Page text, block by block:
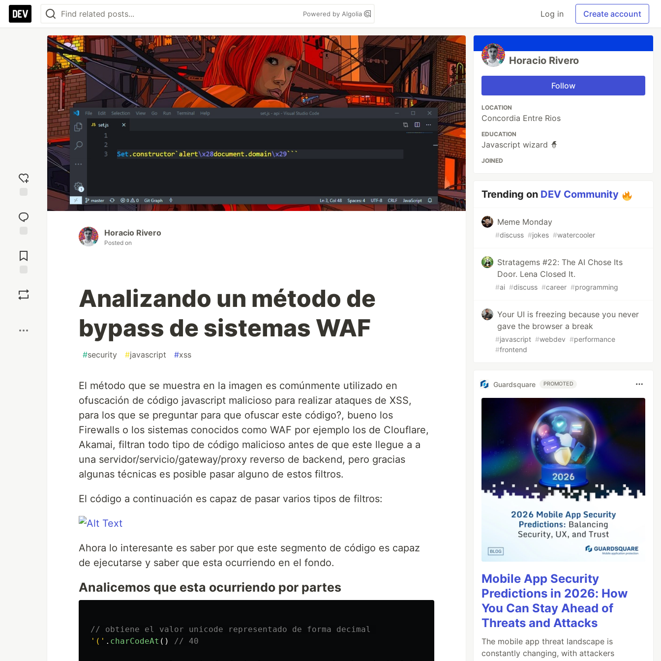
Powered by Algolia Log in Create account
reaction
Comments
Horacio Rivero
Posted on
Analizando un método de
bypass de sistemas WAF
#security #javascript #xss
El método que se muestra en la imagen es comúnmente utilizado en
ofuscación de código javascript malicioso para realizar ataques de XSS,
para los que se preguntar para que ofuscar este código?, bueno los
Firewalls o los sistemas conocidos como WAF por ejemplo los de Clouflare,
Akamai, filtran todo tipo de código malicioso antes de que este llegue a a
una servidor/servicio/gateway/proxy reverso de backend, pero gracias
algunas técnicas es posible pasar alguno de estos filtros.
El código a continuación es capaz de pasar varios tipos de filtros:
Ahora lo interesante es saber por que este segmento de código es capaz
de ejecutarse y saber que esta ocurriendo en el fondo.
Analicemos que esta ocurriendo por partes
// obtiene el valor unicode representado de forma decimal
' ( ' . charCodeAt () // 40
Horacio Rivero
Follow
LOCATION
Concordia Entre Rios
EDUCATION
Javascript wizard 🧙
JOINED
Trending on DEV Community
Meme Monday
#discuss #jokes #watercooler
Stratagems #22: The AI Chose Its
Door. Lena Closed It.
#ai #discuss #career #programming
Your UI is freezing because you never
gave the browser a break
#javascript #webdev #performance
#frontend
Guardsquare PROMOTED
Mobile App Security
Predictions in 2026: How
You Can Stay Ahead of
Threats and Attacks
The mobile app threat landscape is
constantly changing, with attackers